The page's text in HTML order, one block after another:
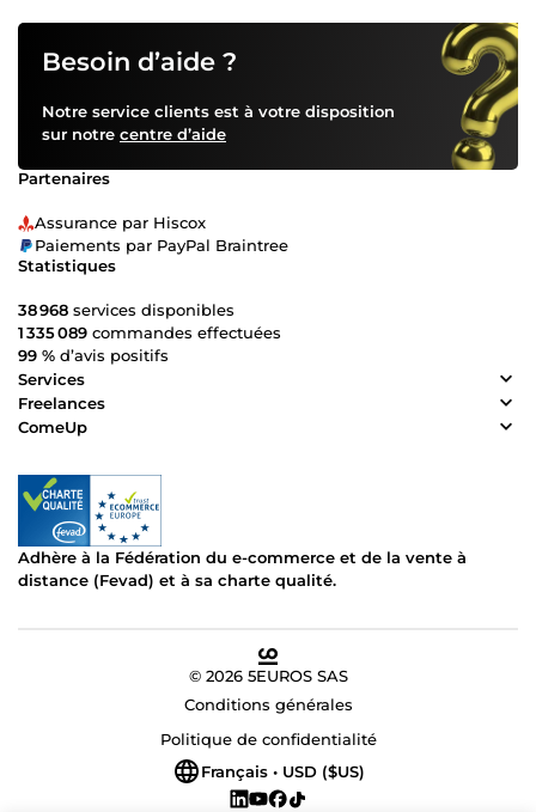
Besoin d’aide ?
Notre service clients est à votre disposition
sur notre centre d’aide
Partenaires
Assurance par Hiscox
Paiements par PayPal Braintree
Statistiques
38 968 services disponibles
1 335 089 commandes effectuées
99 % d’avis positifs
Services
Freelances
ComeUp
Adhère à la Fédération du e-commerce et de la vente à
distance (Fevad) et à sa charte qualité.
© 2026 5EUROS SAS
Conditions générales
Politique de confidentialité
Français • USD ($US)